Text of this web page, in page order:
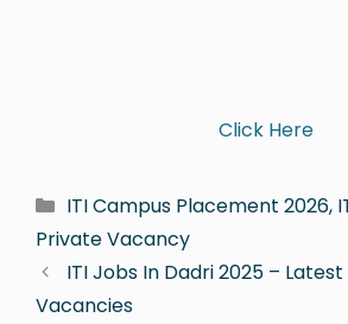
Click Here
ITI Campus Placement 2026,
Private Vacancy
ITI Jobs In Dadri 2025 –
Vacancies